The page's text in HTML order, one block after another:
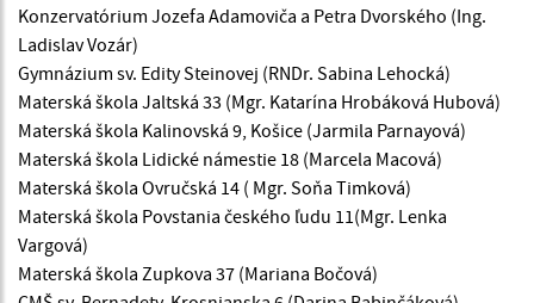
Konzervatórium Jozefa Adamoviča a Petra Dvorského (Ing.
Ladislav Vozár)
Gymnázium sv. Edity Steinovej (RNDr. Sabina Lehocká)
Materská škola Jaltská 33 (Mgr. Katarína Hrobáková Hubová)
Materská škola Kalinovská 9, Košice (Jarmila Parnayová)
Materská škola Lidické námestie 18 (Marcela Macová)
Materská škola Ovručská 14 ( Mgr. Soňa Timková)
Materská škola Povstania českého ľudu 11(Mgr. Lenka
Vargová)
Materská škola Zupkova 37 (Mariana Bočová)